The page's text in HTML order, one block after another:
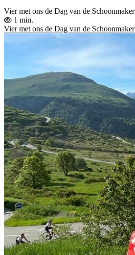
Vier met ons de Dag van de Schoonmaker
1 min.
Vier met ons de Dag van de Schoonmaker